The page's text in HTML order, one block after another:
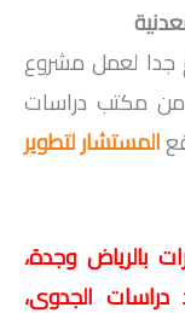
لعمل مشروع
مكتب دراسات
المستشار لتطوير
بالرياض وجدة،
الجدوى،